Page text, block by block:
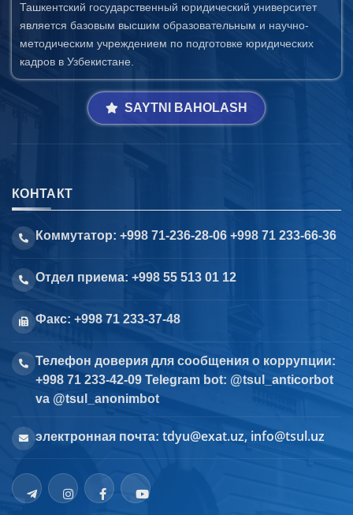
Ташкентский государственный юридический университет
является базовым высшим образовательным и научно-
методическим учреждением по подготовке юридических
кадров в Узбекистане.
SAYTNI BAHOLASH
КОНТАКТ
Коммутатор: +998 71-236-28-06 +998 71 233-66-36
Отдел приема: +998 55 513 01 12
Факс: +998 71 233-37-48
Телефон доверия для сообщения о коррупции:
+998 71 233-42-09 Telegram bot: @tsul_anticorbot
va @tsul_anonimbot
электронная почта: tdyu@exat.uz, info@tsul.uz